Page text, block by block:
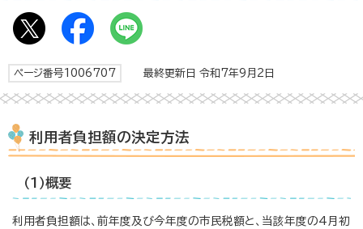
ページ番号1006707 最終更新日 令和7年9月2日
利用者負担額の決定方法
（1）概要
利用者負担額は、前年度及び今年度の市民税額と、当該年度の4月初